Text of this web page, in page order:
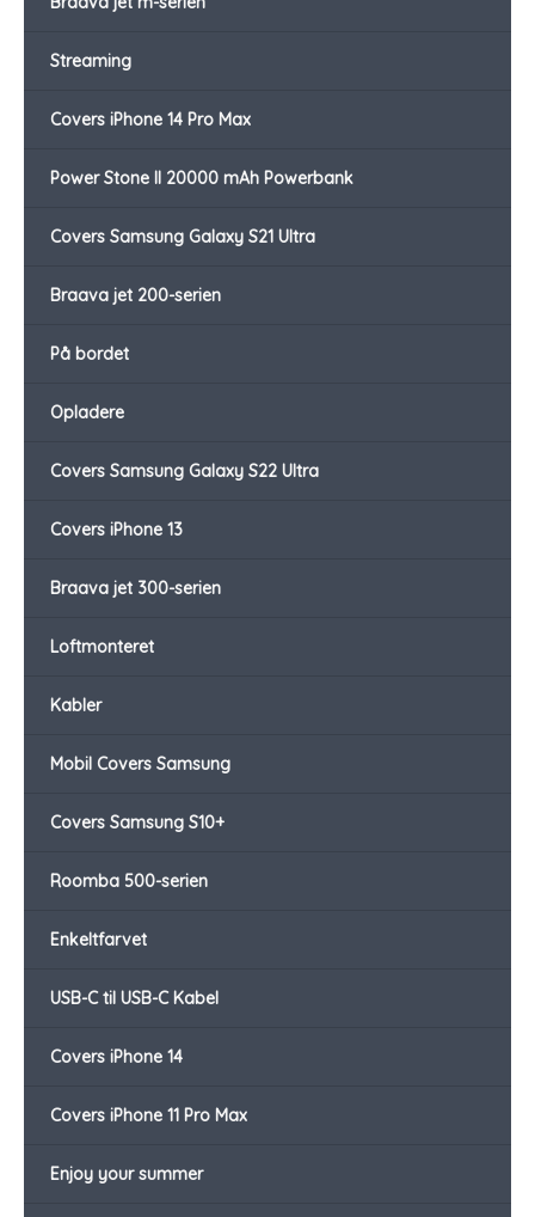
Streaming
Covers iPhone 14 Pro Max
Power Stone II 20000 mAh Powerbank
Covers Samsung Galaxy S21 Ultra
Braava jet 200-serien
På bordet
Opladere
Covers Samsung Galaxy S22 Ultra
Covers iPhone 13
Braava jet 300-serien
Loftmonteret
Kabler
Mobil Covers Samsung
Covers Samsung S10+
Roomba 500-serien
Enkeltfarvet
USB-C til USB-C Kabel
Covers iPhone 14
Covers iPhone 11 Pro Max
Enjoy your summer